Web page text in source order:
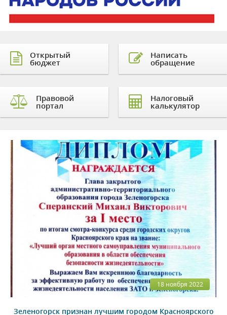
Открытый
бюджет
Правовой
портал
Написать
обращение
Налоговый
калькулятор
18 ноября 2022
Зеленогорск признан лучшим городом Красноярского